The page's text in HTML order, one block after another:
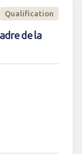
Qualification
de la